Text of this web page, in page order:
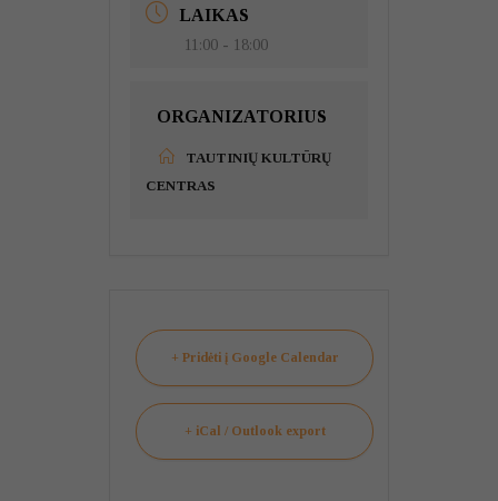
LAIKAS
11:00 - 18:00
ORGANIZATORIUS
TAUTINIŲ KULTŪRŲ
CENTRAS
+ Pridėti į Google Calendar
+ iCal / Outlook export